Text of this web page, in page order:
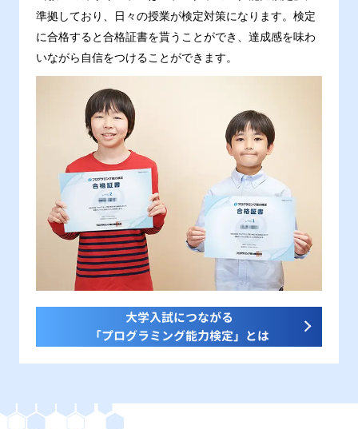
準拠しており、日々の授業が検定対策になります。検定
に合格すると合格証書を貰うことができ、達成感を味わ
いながら自信をつけることができます。
大学入試につながる
「プログラミング能力検定」とは